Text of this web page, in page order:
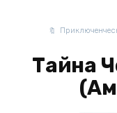
Тайна